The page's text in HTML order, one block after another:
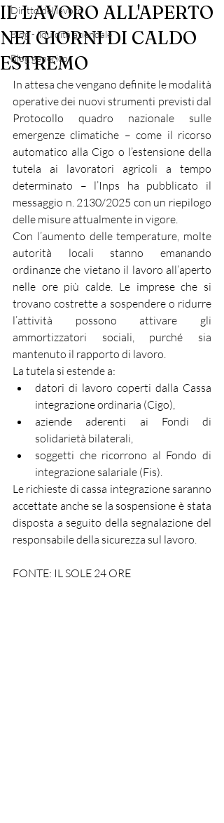
Diritto del lavoro
Blog - liquidità aziendale
Blog generico
IL LAVORO ALL'APERTO
NEI GIORNI DI CALDO
ESTREMO
In attesa che vengano definite le modalità
operative dei nuovi strumenti previsti dal
Protocollo quadro nazionale sulle
emergenze climatiche – come il ricorso
automatico alla Cigo o l’estensione della
tutela ai lavoratori agricoli a tempo
determinato – l’Inps ha pubblicato il
messaggio n. 2130/2025 con un riepilogo
delle misure attualmente in vigore.
Con l’aumento delle temperature, molte
autorità locali stanno emanando
ordinanze che vietano il lavoro all’aperto
nelle ore più calde. Le imprese che si
trovano costrette a sospendere o ridurre
l’attività possono attivare gli
ammortizzatori sociali, purché sia
mantenuto il rapporto di lavoro.
La tutela si estende a:
datori di lavoro coperti dalla Cassa
integrazione ordinaria (Cigo),
aziende aderenti ai Fondi di
solidarietà bilaterali,
soggetti che ricorrono al Fondo di
integrazione salariale (Fis).
Le richieste di cassa integrazione saranno
accettate anche se la sospensione è stata
disposta a seguito della segnalazione del
responsabile della sicurezza sul lavoro.
FONTE: IL SOLE 24 ORE